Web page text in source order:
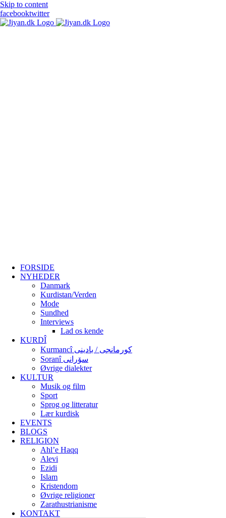
Skip to content
facebooktwitter
FORSIDE
NYHEDER
Danmark
Kurdistan/Verden
Mode
Sundhed
Interviews
Lad os kende
KURDÎ
Kurmancî کورمانجی / بادینی
Soranî سۆرانی
Øvrige dialekter
KULTUR
Musik og film
Sport
Sprog og litteratur
Lær kurdisk
EVENTS
BLOGS
RELIGION
Ahl’e Haqq
Alevi
Ezidi
Islam
Kristendom
Øvrige religioner
Zarathustrianisme
KONTAKT